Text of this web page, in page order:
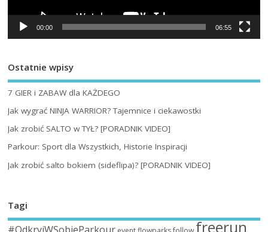
00:00 06:55
Ostatnie wpisy
7 GIER i ZABAW dla KAŻDEGO
Jak wygrać NINJA WARRIOR? Tajemnice i ciekawostki
Jak zrobić SALTO w TYŁ? [PORADNIK VIDEO]
Parkour: Sport dla Wszystkich, Historie Inspiracji
Jak zrobić salto bokiem (sideflipa)? [PORADNIK VIDEO]
Tagi
freerun